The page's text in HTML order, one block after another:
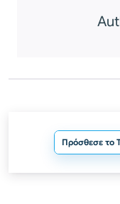
Πρόσθεσε το